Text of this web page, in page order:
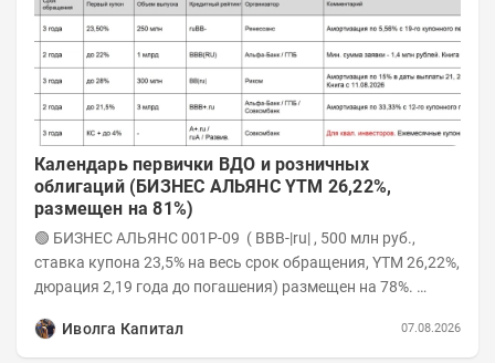
Календарь первички ВДО и розничных
облигаций (БИЗНЕС АЛЬЯНС YTM 26,22%,
размещен на 81%)
🟢 БИЗНЕС АЛЬЯНС 001P-09 ( BBB-|ru| , 500 млн руб.,
ставка купона 23,5% на весь срок обращения, YTM 26,22%,
дюрация 2,19 года до погашения) размещен на 78%.
Иволга Капитал
07.08.2026